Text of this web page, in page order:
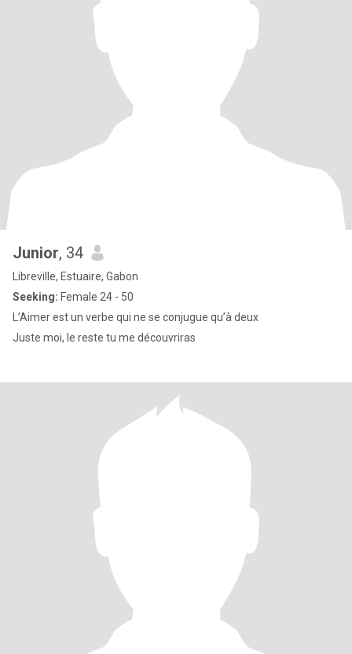
Junior, 34
Libreville, Estuaire, Gabon
Seeking: Female 24 - 50
L’Aimer est un verbe qui ne se conjugue qu’à deux
Juste moi, le reste tu me découvriras